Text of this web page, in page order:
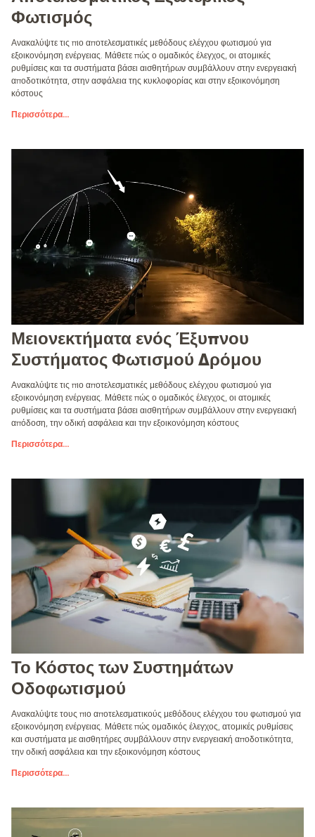
Φωτισμός
Ανακαλύψτε τις πιο αποτελεσματικές μεθόδους ελέγχου φωτισμού για
εξοικονόμηση ενέργειας. Μάθετε πώς ο ομαδικός έλεγχος, οι ατομικές
ρυθμίσεις και τα συστήματα βάσει αισθητήρων συμβάλλουν στην ενεργειακή
αποδοτικότητα, στην ασφάλεια της κυκλοφορίας και στην εξοικονόμηση
κόστους
Περισσότερα...
Μειονεκτήματα ενός Έξυπνου
Συστήματος Φωτισμού Δρόμου
Ανακαλύψτε τις πιο αποτελεσματικές μεθόδους ελέγχου φωτισμού για
εξοικονόμηση ενέργειας. Μάθετε πώς ο ομαδικός έλεγχος, οι ατομικές
ρυθμίσεις και τα συστήματα βάσει αισθητήρων συμβάλλουν στην ενεργειακή
απόδοση, την οδική ασφάλεια και την εξοικονόμηση κόστους
Περισσότερα...
Το Κόστος των Συστημάτων
Οδοφωτισμού
Ανακαλύψτε τους πιο αποτελεσματικούς μεθόδους ελέγχου του φωτισμού για
εξοικονόμηση ενέργειας. Μάθετε πώς ομαδικός έλεγχος, ατομικές ρυθμίσεις
και συστήματα με αισθητήρες συμβάλλουν στην ενεργειακή αποδοτικότητα,
την οδική ασφάλεια και την εξοικονόμηση κόστους
Περισσότερα...